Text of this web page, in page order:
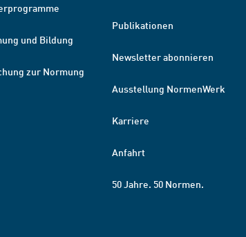
und Bildung
zur Normung
Publikationen
Newsletter abonnieren
Ausstellung NormenWerk
Karriere
Anfahrt
50 Jahre. 50 Normen.